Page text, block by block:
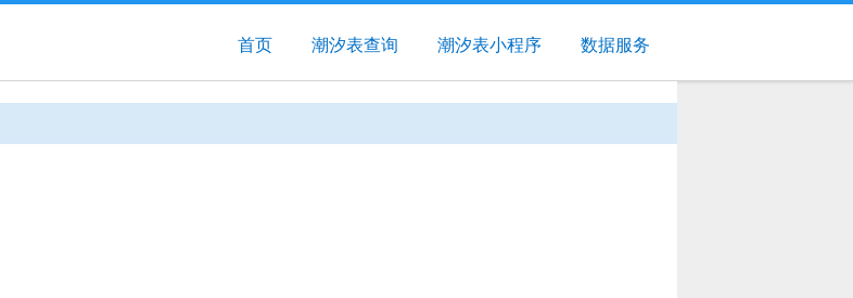
首页 潮汐表查询 潮汐表小程序 数据服务